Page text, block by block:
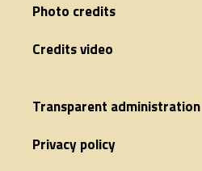
Photo credits
Credits video
Transparent administration
Privacy policy